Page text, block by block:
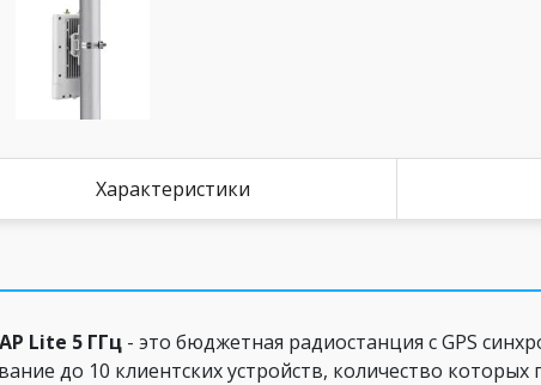
Характеристики
Lite 5 ГГц - это бюджетная радиостанция с GPS
до 10 клиентских устройств, количество